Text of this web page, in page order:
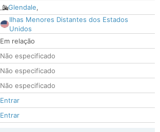
Glendale,
Ilhas Menores Distantes dos Estados
Unidos
Em relação
Não especificado
Não especificado
Não especificado
Entrar
Entrar